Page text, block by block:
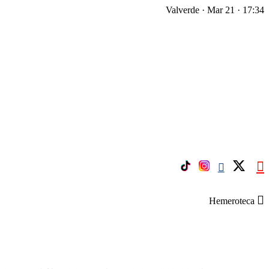
Valverde · Mar 21 · 17:34
Hemeroteca